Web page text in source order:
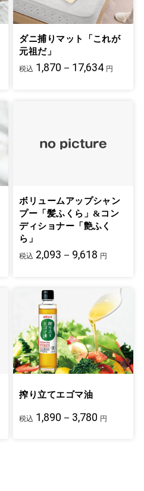
ダニ捕りマット「これが
元祖だ」
税込 1,870－17,634 円
ボリュームアップシャン
プー「髪ふくら」&コン
ディショナー「艶ふく
ら」
税込 2,093－9,618 円
搾り立てエゴマ油
税込 1,890－3,780 円